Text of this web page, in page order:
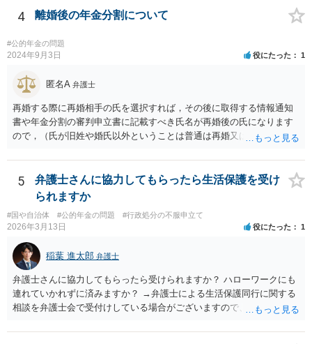
4 離婚後の年金分割について
#公的年金の問題
2024年9月3日 役にたった 1
匿名A 弁護士
再婚する際に再婚相手の氏を選択すれば，その後に取得する情報通知
書や年金分割の審判申立書に記載すべき氏名が再婚後の氏になります
ので，（氏が旧姓や婚氏以外ということは普通は再婚又は養子縁組し
秘匿であればともかく，氏名秘匿を申し立てると，むしろ再婚したこ
とを推察されてしまうのではないかと思います。事案がよくわかりま
せんが，この種の事案では，再婚前に年金分割の手続を行うのがセオ
リーではないかと思います。
5
弁護士さんに協力してもらったら生活保護を受け
られますか
#国や自治体 #公的年金の問題 #行政処分の不服申立て
2026年3月13日 役にたった 1
稲葉 進太郎 弁護士
弁護士さんに協力してもらったら受けられますか？ ハローワークにも
連れていかれずに済みますか？ →弁護士による生活保護同行に関する
相談を弁護士会で受付けしている場合がございますので、お近くの弁